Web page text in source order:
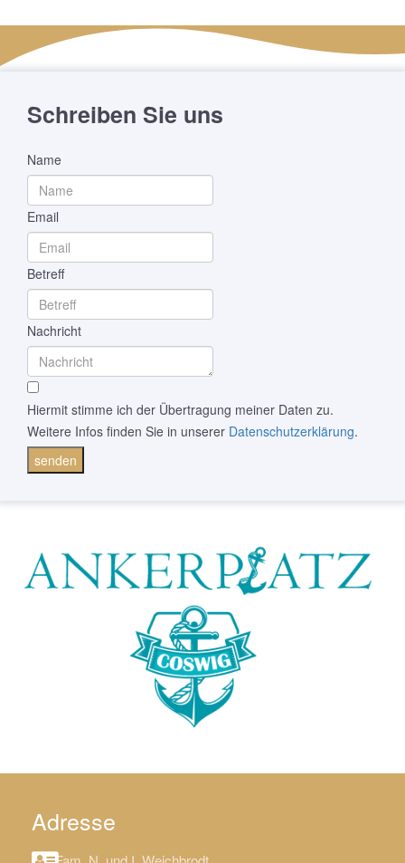
Schreiben Sie uns
Name
Email
Betreff
Nachricht
Hiermit stimme ich der Übertragung meiner Daten zu.
Weitere Infos finden Sie in unserer Datenschutzerklärung.
senden
Adresse